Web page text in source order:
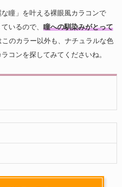
な瞳」を叶える裸眼風カラコンで
いるので、 瞳への馴染みがとって
のカラー以外も、ナチュラルな色
コンを探してみてくださいね。